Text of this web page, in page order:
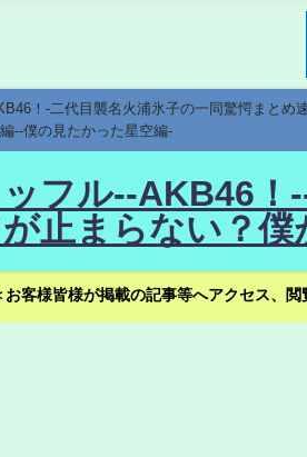
！-二代目襲名火浦氷子の一同驚愕まと
--僕の見たかった星空編-
フル--AKB46！
止まらない？
お客様皆様が掲載の記事等へアクセス、